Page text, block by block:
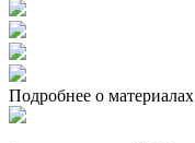
Подробнее о материалах